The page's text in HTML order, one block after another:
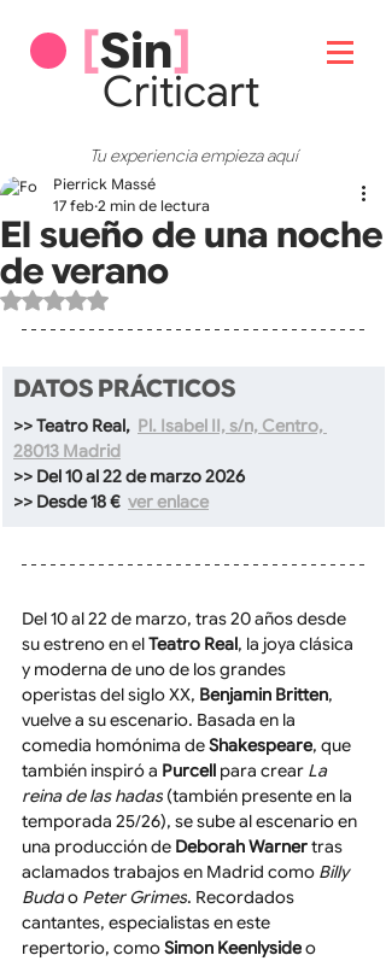
[Sin]
Criticart
Tu experiencia empieza aquí
El sueño de una noche
de verano
Pierrick Massé
17 feb 2 min de lectura
Obtuvo NaN de 5 estrellas.
DATOS PRÁCTICOS
>> Teatro Real, Pl. Isabel II, s/n, Centro,
28013 Madrid
>> Del 10 al 22 de marzo 2026
>> Desde 18 € ver enlace
Del 10 al 22 de marzo, tras 20 años desde
su estreno en el Teatro Real, la joya clásica
y moderna de uno de los grandes
operistas del siglo XX, Benjamin Britten,
vuelve a su escenario. Basada en la
comedia homónima de Shakespeare, que
también inspiró a Purcell para crear La
reina de las hadas (también presente en la
temporada 25/26), se sube al escenario en
una producción de Deborah Warner tras
aclamados trabajos en Madrid como Billy
Budd o Peter Grimes. Recordados
cantantes, especialistas en este
repertorio, como Simon Keenlyside o